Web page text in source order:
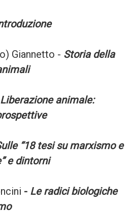
Giannetto - Storia della
Liberazione animale:
“18 tesi su marxismo e
e dintorni
- Le radici biologiche